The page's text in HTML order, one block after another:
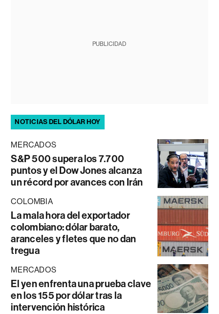
PUBLICIDAD
NOTICIAS DEL DÓLAR HOY
MERCADOS
S&P 500 supera los 7.700
puntos y el Dow Jones alcanza
un récord por avances con Irán
COLOMBIA
La mala hora del exportador
colombiano: dólar barato,
aranceles y fletes que no dan
tregua
MERCADOS
El yen enfrenta una prueba clave
en los 155 por dólar tras la
intervención histórica